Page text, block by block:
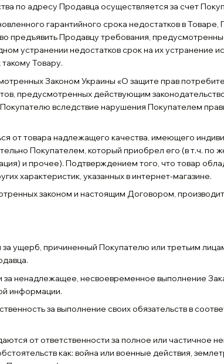
по адресу Продавца осуществляется за счет
гарантийного срока недостатков в
предъявить Продавцу требования,
устранении недостатков срок на их устранение
Товару.
Законом Украины «О защите прав
предусмотренных действующим
вследствие нарушения Покупателем
от товара надлежащего качества, имеющего
Покупателем, который приобрел его (в т.ч.
и прочее). Подтверждением того, что товар
характеристик, указанных в интернет-магазине.
законом и настоящим Договором,
за ущерб, причиненный Покупателю или третьим
за ненадлежащее, несвоевременное выполнение
информации.
за выполнение своих обязательств в
от ответственности за полное или частичное
как: война или военные действия,